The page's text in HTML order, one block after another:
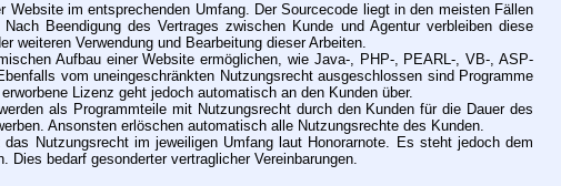
im entsprechenden Umfang. Der Sourcecode liegt in den meisten Fällen
Beendigung des Vertrages zwischen Kunde und Agentur verbleiben diese
weiteren Verwendung und Bearbeitung dieser Arbeiten.
Aufbau einer Website ermöglichen, wie Java-, PHP-, PEARL-, VB-, ASP-
vom uneingeschränkten Nutzungsrecht ausgeschlossen sind Programme
Lizenz geht jedoch automatisch an den Kunden über.
als Programmteile mit Nutzungsrecht durch den Kunden für die Dauer des
Ansonsten erlöschen automatisch alle Nutzungsrechte des Kunden.
Nutzungsrecht im jeweiligen Umfang laut Honorarnote. Es steht jedoch dem
bedarf gesonderter vertraglicher Vereinbarungen.